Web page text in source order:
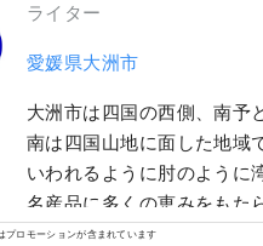
ライター
愛媛県大洲市
大洲市は四国の西側、南予
南は四国山地に面した地域
いわれるように肘のように
名産品に多くの恵みをもた
名残が、肱川のほとりに息
プロモーションが含まれています